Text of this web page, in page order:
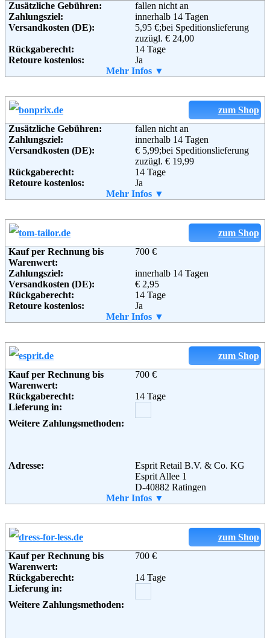
Adresse:
Otto GmbH & Co KG
Wandsbeker Straße 3-7
22172 Hamburg
Telefon:
+49 (0)40 - 6461 - 0
Fax:
+49 (0)40 - 6461 - 8571
service@otto.de
Weiterführende
Informationen:
Blog,AGB
Zusätzliche Gebühren:
fallen nicht an
Zahlungsziel:
innerhalb 14 Tagen
Versandkosten (DE):
5,95 €;bei Speditionslieferung
zuzügl. € 24,00
Rückgaberecht:
14 Tage
Retoure kostenlos:
Ja
im Paket enthalten
Weitere Zahlungsmethoden:
Adresse:
Baur Versand (GmbH & Co KG)
Bahnhofstraße 10
96222 Burgkunstadt
Telefon:
+49 (0)180-530 50 50
Fax:
+49 (0)9572-91 22 55
service@baur.de
Weiterführende
Informationen:
Blog,AGB
Mehr Infos ▼
zum Shop
Zusätzliche Gebühren:
fallen nicht an
Zahlungsziel:
innerhalb 14 Tagen
Versandkosten (DE):
€ 5,99;bei Speditionslieferung
zuzügl. € 19,99
Rückgaberecht:
14 Tage
Retoure kostenlos:
Ja
im Paket enthalten
Weitere Zahlungsmethoden:
Adresse:
Haldesdorfer Straße 61
22179 Hamburg
Telefon:
+49 (0) 40 – 64 62 – 0
Fax:
+49 (0) 40 – 64 62 –37 00
service@bonprix.net
Weiterführende
Informationen:
AGB
Mehr Infos ▼
zum Shop
Kauf per Rechnung bis
Warenwert:
700 €
Zahlungsziel:
innerhalb 14 Tagen
Versandkosten (DE):
€ 2,95
Rückgaberecht:
14 Tage
Retoure kostenlos:
Ja
im Paket enthalten
Weitere Zahlungsmethoden:
Adresse:
Garstedter Weg 14
Telefon:
+49 (0) 180 - 5824567
Fax:
Informationen:
AGB
Mehr Infos ▼
zum Shop
Kauf per Rechnung bis
Warenwert:
700 €
Rückgaberecht:
14 Tage
Lieferung in:
Weitere Zahlungsmethoden:
Adresse:
Esprit Retail B.V. & Co. KG
Esprit Allee 1
D-40882 Ratingen
+49 0()800 00 377748
Soziale Kanäle:
Weiterführende
Informationen:
AGB
Mehr Infos ▼
zum Shop
Kauf per Rechnung bis
Warenwert:
700 €
Rückgaberecht:
14 Tage
Lieferung in:
Weitere Zahlungsmethoden: